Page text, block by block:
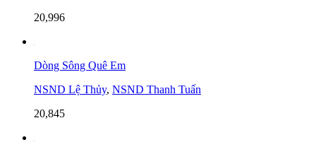
20,996
Dòng Sông Quê Em
NSND Lệ Thủy, NSND Thanh Tuấn
20,845